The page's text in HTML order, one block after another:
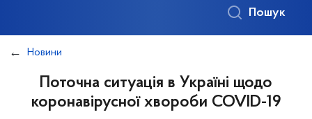
Пошук
Новини
Поточна ситуація в Україні щодо
коронавірусної хвороби COVID-19